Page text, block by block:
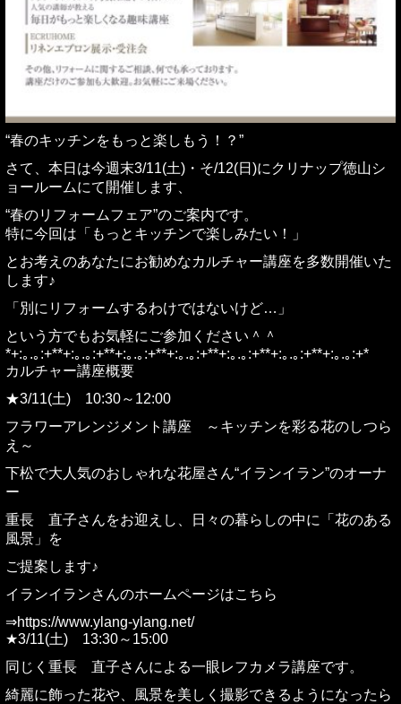
“春のキッチンをもっと楽しもう！？”
さて、本日は今週末3/11(土)・そ/12(日)にクリナップ徳山シ
ョールームにて開催します、
“春のリフォームフェア”のご案内です。
特に今回は「もっとキッチンで楽しみたい！」
とお考えのあなたにお勧めなカルチャー講座を多数開催いた
します♪
「別にリフォームするわけではないけど…」
という方でもお気軽にご参加ください＾＾
*+:｡.｡:+**+:｡.｡:+**+:｡.｡:+**+:｡.｡:+**+:｡.｡:+**+:｡.｡:+**+:｡.｡:+*
カルチャー講座概要
★3/11(土) 10:30～12:00
フラワーアレンジメント講座 ～キッチンを彩る花のしつら
え～
下松で大人気のおしゃれな花屋さん“イランイラン”のオーナ
ー
重長 直子さんをお迎えし、日々の暮らしの中に「花のある
風景」を
ご提案します♪
イランイランさんのホームページはこちら
⇒https://www.ylang-ylang.net/
★3/11(土) 13:30～15:00
同じく重長 直子さんによる一眼レフカメラ講座です。
綺麗に飾った花や、風景を美しく撮影できるようになったら